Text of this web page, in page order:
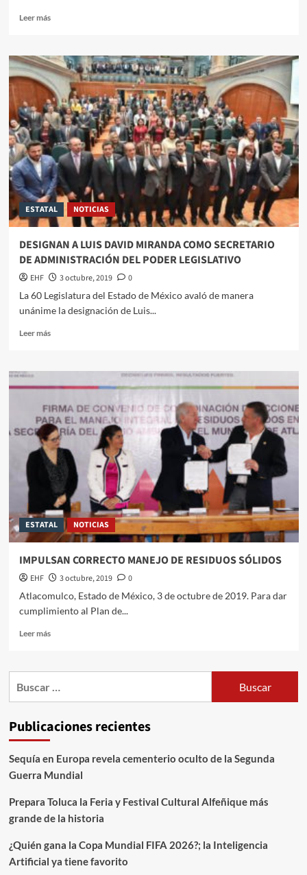
Leer más
ESTATAL NOTICIAS
DESIGNAN A LUIS DAVID MIRANDA COMO SECRETARIO
DE ADMINISTRACIÓN DEL PODER LEGISLATIVO
EHF 3 octubre, 2019
0
La 60 Legislatura del Estado de México avaló de manera
unánime la designación de Luis...
Leer más
ESTATAL NOTICIAS
IMPULSAN CORRECTO MANEJO DE RESIDUOS SÓLIDOS
EHF 3 octubre, 2019
0
Atlacomulco, Estado de México, 3 de octubre de 2019. Para dar
cumplimiento al Plan de...
Leer más
Publicaciones recientes
Sequía en Europa revela cementerio oculto de la Segunda
Guerra Mundial
Prepara Toluca la Feria y Festival Cultural Alfeñique más
grande de la historia
¿Quién gana la Copa Mundial FIFA 2026?; la Inteligencia
Artificial ya tiene favorito